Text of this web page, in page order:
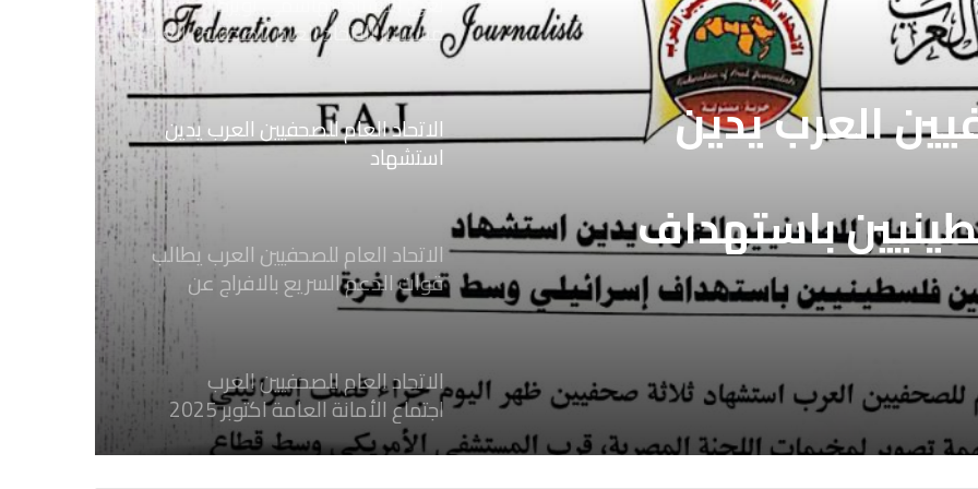
العرب يدين
باستهداف
غزة
العرب يطالب
عن
المعتقلين
استشهاد
ثلاثة صحفيين فلسطينيين باستهداف
إسرائيلي وسط قطاع غزة
الاتحاد العام للصحفيين العرب يطالب
قوات الدعم السريع بالافراج عن
الصحفيين السودانيين المعتقلين لديها
الاتحاد العام للصحفيين العرب
اجتماع الأمانة العامة اكتوبر 2025
الاتحاد العام للصحفيين العرب يدين
بكل قوة جريمة إغتيال الاحتلال
الصهيوني للصحفيين الفسطينيين فى
غزة